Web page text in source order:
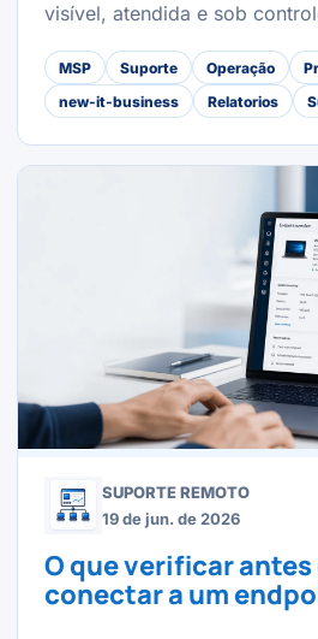
visível, atendida e sob
MSP Suporte Operação
new-it-business
Relatorios
SUPORTE REMOTO
19 de jun. de 2026
O que verificar antes
conectar a um